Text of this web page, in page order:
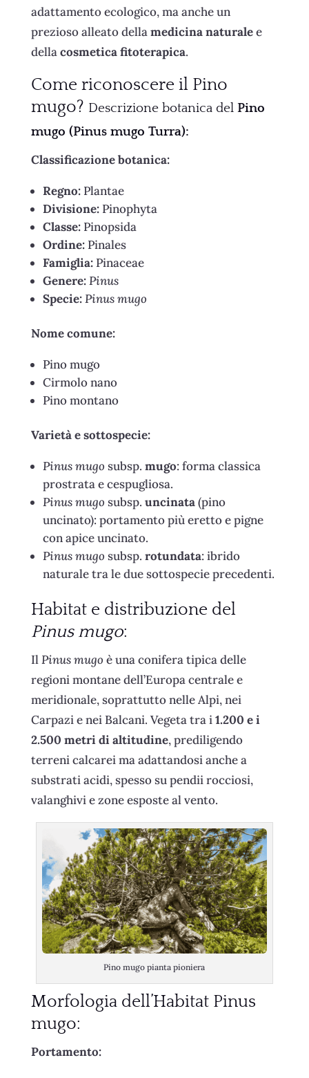
adattamento ecologico, ma anche un
prezioso alleato dellamedicina naturalee
dellacosmetica fitoterapica.
Come riconoscere il Pino
mugo? Descrizione botanica delPino
mugo (Pinus mugo Turra):
Classificazione botanica:
Regno:Plantae
Divisione:Pinophyta
Classe:Pinopsida
Ordine:Pinales
Famiglia:Pinaceae
Genere:Pinus
Specie:Pinus mugo
Nome comune:
Pino mugo
Cirmolo nano
Pino montano
Varietà e sottospecie:
Pinus mugo subsp. mugo: forma classica
prostrata e cespugliosa.
Pinus mugo subsp. uncinata(pino
uncinato): portamento più eretto e pigne
con apice uncinato.
Pinus mugo subsp. rotundata: ibrido
naturale tra le due sottospecie precedenti.
Habitat e distribuzione del
Pinus mugo:
IlPinus mugo è una conifera tipica delle
regioni montane dell’Europa centrale e
meridionale, soprattutto nelle Alpi, nei
Carpazi e nei Balcani. Vegeta tra i1.200 e i
2.500 metri di altitudine, prediligendo
terreni calcarei ma adattandosi anche a
substrati acidi, spesso su pendii rocciosi,
valanghivi e zone esposte al vento.
Pino mugo pianta pioniera
Morfologia dell’Habitat Pinus
mugo:
Portamento: